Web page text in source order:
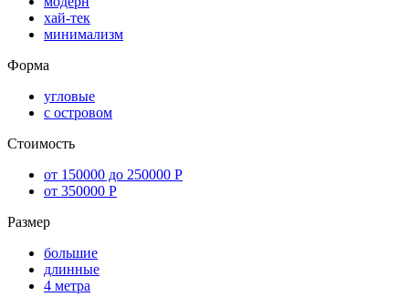
хай-тек
минимализм
Форма
угловые
с островом
Стоимость
от 150000 до 250000 Р
от 350000 Р
Размер
большие
длинные
4 метра